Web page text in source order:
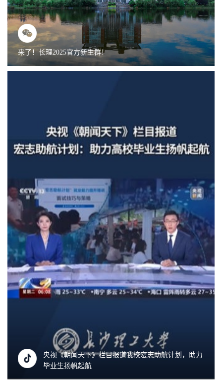
来了！长理2025官方新生群！
央视《朝闻天下》栏目报道我校宏志助航计划，助力
毕业生扬帆起航